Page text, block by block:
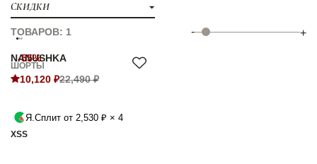
СКИДКИ
ТОВАРОВ: 1 - +
-55%
NANUSHKA
ШОРТЫ
10,120 ₽22,490 ₽
Я.Сплит от 2,530 ₽ × 4
XSS